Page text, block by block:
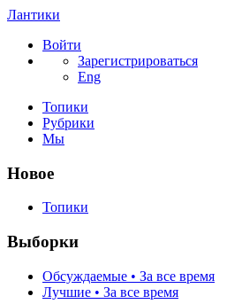
Лантики
Войти
Зарегистрироваться
Eng
Топики
Рубрики
Мы
Новое
Топики
Выборки
Обсуждаемые • За все время
Лучшие • За все время